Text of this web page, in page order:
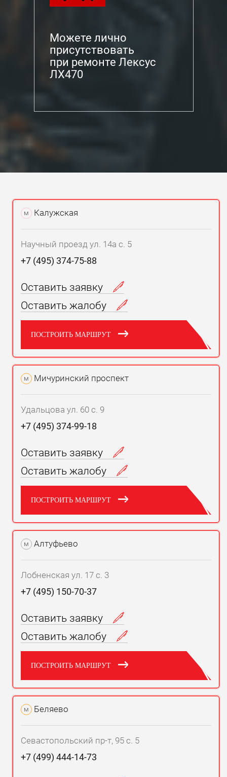
Можете лично
присутствовать
при ремонте Лексус
ЛХ470
м Калужская
Научный проезд ул. 14а с. 5
+7 (495) 374-75-88
Оставить заявку
Оставить жалобу
ПОСТРОИТЬ МАРШРУТ
м Мичуринский проспект
Удальцова ул. 60 с. 9
+7 (495) 374-99-18
Оставить заявку
Оставить жалобу
ПОСТРОИТЬ МАРШРУТ
м Алтуфьево
Лобненская ул. 17 с. 3
+7 (495) 150-70-37
Оставить заявку
Оставить жалобу
ПОСТРОИТЬ МАРШРУТ
м Беляево
Севастопольский пр-т, 95 с. 5
+7 (499) 444-14-73